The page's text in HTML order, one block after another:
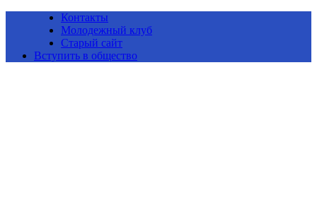
Контакты
Молодежный клуб
Старый сайт
Вступить в общество